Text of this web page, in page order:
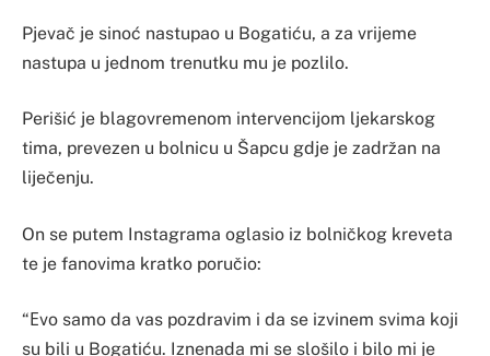
Pjevač je sinoć nastupao u Bogatiću, a za vrijeme
nastupa u jednom trenutku mu je pozlilo.
Perišić je blagovremenom intervencijom ljekarskog
tima, prevezen u bolnicu u Šapcu gdje je zadržan na
liječenju.
On se putem Instagrama oglasio iz bolničkog kreveta
te je fanovima kratko poručio:
“Еvo samo da vas pozdravim i da se izvinem svima koji
su bili u Bogatiću. Iznenada mi se slošilo i bilo mi je